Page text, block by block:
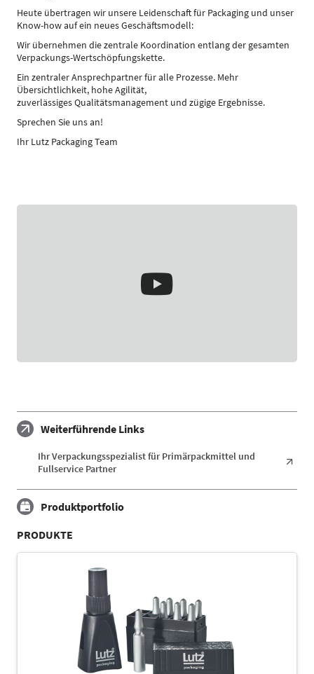
Heute übertragen wir unsere Leidenschaft für Packaging und unser
Know-how auf ein neues Geschäftsmodell:
Wir übernehmen die zentrale Koordination entlang der gesamten
Verpackungs-Wertschöpfungskette.
Ein zentraler Ansprechpartner für alle Prozesse. Mehr
Übersichtlichkeit, hohe Agilität,
zuverlässiges Qualitätsmanagement und zügige Ergebnisse.
Sprechen Sie uns an!
Ihr Lutz Packaging Team
Weiterführende Links
Ihr Verpackungsspezialist für Primärpackmittel und
Fullservice Partner
Produktportfolio
PRODUKTE